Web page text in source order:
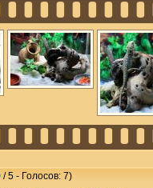
5 - Голосов: 7)